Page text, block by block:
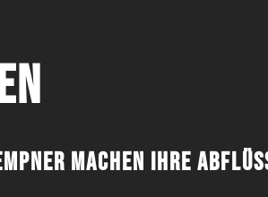
machen Ihre